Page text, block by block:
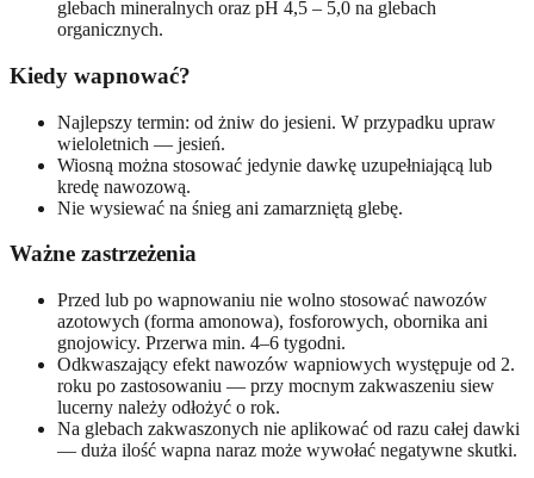
glebach mineralnych oraz pH 4,5 – 5,0 na glebach
organicznych.
Kiedy wapnować?
Najlepszy termin: od żniw do jesieni. W przypadku upraw
wieloletnich — jesień.
Wiosną można stosować jedynie dawkę uzupełniającą lub
kredę nawozową.
Nie wysiewać na śnieg ani zamarzniętą glebę.
Ważne zastrzeżenia
Przed lub po wapnowaniu nie wolno stosować nawozów
azotowych (forma amonowa), fosforowych, obornika ani
gnojowicy. Przerwa min. 4–6 tygodni.
Odkwaszający efekt nawozów wapniowych występuje od 2.
roku po zastosowaniu — przy mocnym zakwaszeniu siew
lucerny należy odłożyć o rok.
Na glebach zakwaszonych nie aplikować od razu całej dawki
— duża ilość wapna naraz może wywołać negatywne skutki.